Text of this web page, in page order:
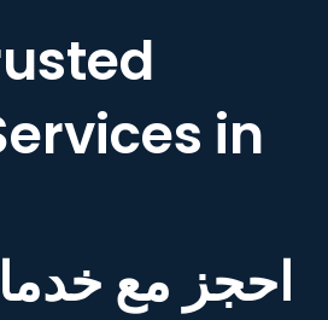
in
احجز مع